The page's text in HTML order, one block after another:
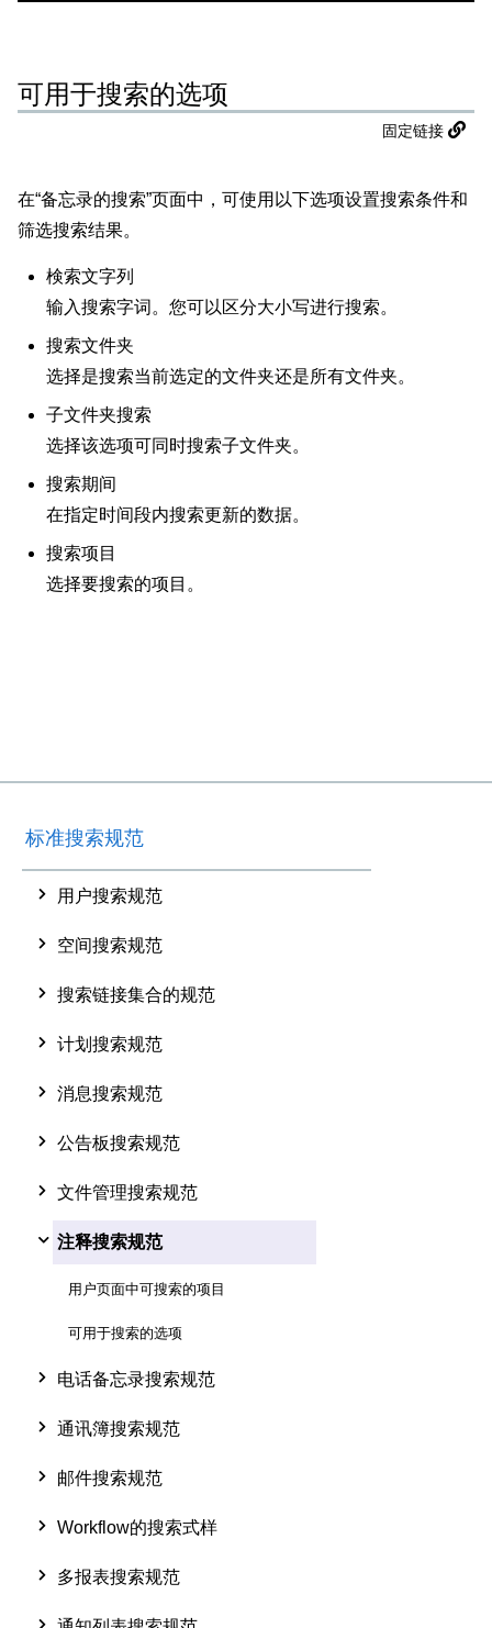
可用于搜索的选项
固定链接
在“备忘录的搜索”页面中，可使用以下选项设置搜索条件和
筛选搜索结果。
検索文字列
输入搜索字词。您可以区分大小写进行搜索。
搜索文件夹
选择是搜索当前选定的文件夹还是所有文件夹。
子文件夹搜索
选择该选项可同时搜索子文件夹。
搜索期间
在指定时间段内搜索更新的数据。
搜索项目
选择要搜索的项目。
标准搜索规范
用户搜索规范
空间搜索规范
搜索链接集合的规范
计划搜索规范
消息搜索规范
公告板搜索规范
文件管理搜索规范
注释搜索规范
用户页面中可搜索的项目
可用于搜索的选项
电话备忘录搜索规范
通讯簿搜索规范
邮件搜索规范
Workflow的搜索式样
多报表搜索规范